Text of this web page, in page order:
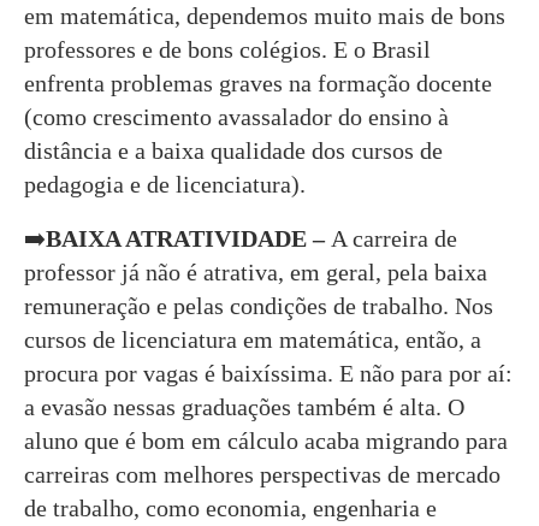
em matemática, dependemos muito mais de bons
professores e de bons colégios. E o Brasil
enfrenta problemas graves na formação docente
(como crescimento avassalador do ensino à
distância e a baixa qualidade dos cursos de
pedagogia e de licenciatura).
➡️BAIXA ATRATIVIDADE – A carreira de
professor já não é atrativa, em geral, pela baixa
remuneração e pelas condições de trabalho. Nos
cursos de licenciatura em matemática, então, a
procura por vagas é baixíssima. E não para por aí:
a evasão nessas graduações também é alta. O
aluno que é bom em cálculo acaba migrando para
carreiras com melhores perspectivas de mercado
de trabalho, como economia, engenharia e